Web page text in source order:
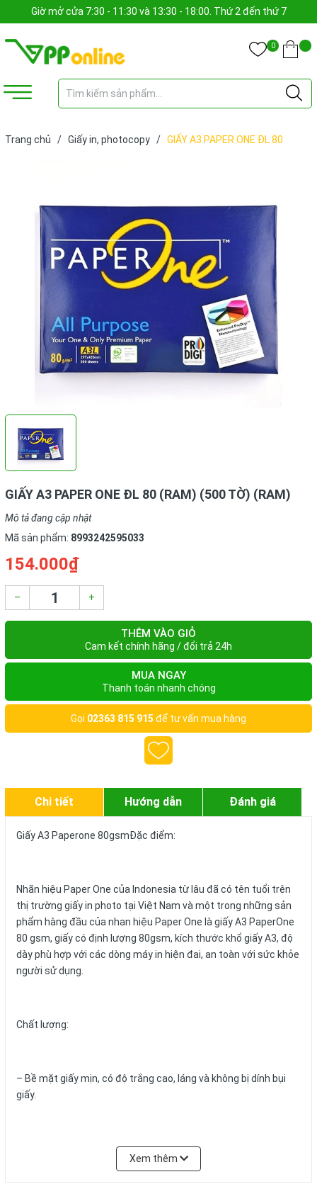
Giờ mở cửa 7:30 - 11:30 và 13:30 - 18:00. Thứ 2 đến thứ 7
0
Trang chủ / Giấy in, photocopy / GIẤY A3 PAPER ONE ĐL 80
GIẤY A3 PAPER ONE ĐL 80 (RAM) (500 TỜ) (RAM)
Mô tả đang cập nhật
Mã sản phẩm: 8993242595033
154.000₫
– +
THÊM VÀO GIỎ
Cam kết chính hãng / đổi trả 24h
MUA NGAY
Thanh toán nhanh chóng
Gọi 02363 815 915 để tư vấn mua hàng
Chi tiết Hướng dẫn Đánh giá
Giấy A3 Paperone 80gsmĐặc điểm:
Nhãn hiệu Paper One của Indonesia từ lâu đã có tên tuổi trên
thị trường giấy in photo tại Việt Nam và một trong những sản
phẩm hàng đầu của nhan hiệu Paper One là giấy A3 PaperOne
80 gsm, giấy có định lượng 80gsm, kích thước khổ giấy A3, độ
dày phù hợp với các dòng máy in hiện đai, an toàn với sức khỏe
người sử dụng.
Chất lượng:
– Bề mặt giấy mịn, có độ trắng cao, láng và không bị dính bụi
giấy.
– Bề mặt có chất keo bám mực tốt, chữ hiện lên sắc nét và
tiết kiệm đáng kể mực in.
Xem thêm